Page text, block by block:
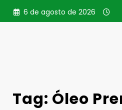
Pular
para
6 de agosto de 2026
Tag: Óleo